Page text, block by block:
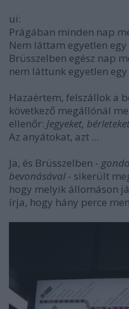
ui:
Prágában minden nap
Nem láttam egyetlen
Brüsszelben egész nap
nem láttunk egyetlen
Hazaértem, felszállok a
következő megállónál
ellenőr: Jegyeket,
Az anyátokat, azt ...
Ja, és Brüsszelben -
bevonásával- sikerült
hogy melyik állomáson
írja, hogy hány perce